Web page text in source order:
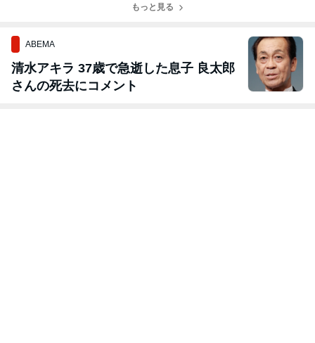
もっと見る
ABEMA
清水アキラ 37歳で急逝した息子 良太郎
さんの死去にコメント